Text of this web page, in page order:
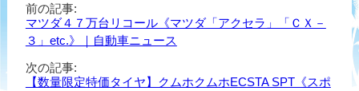
前の記事:
マツダ４７万台リコール《マツダ「アクセラ」「ＣＸ－
３」etc.》｜自動車ニュース
次の記事:
【数量限定特価タイヤ】クムホクムホECSTA SPT《スポ